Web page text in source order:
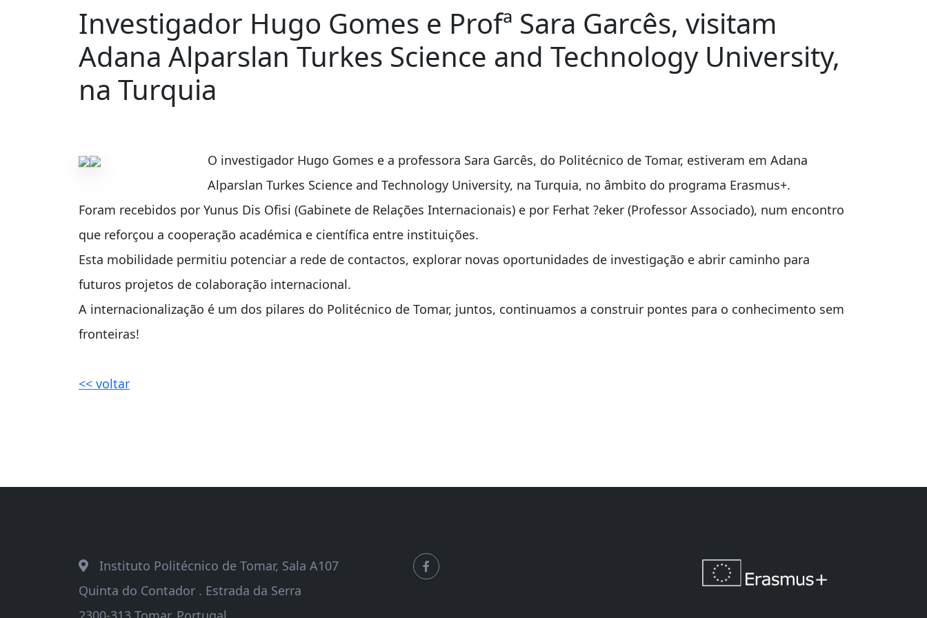
Investigador Hugo Gomes e Profª Sara Garcês, visitam
Adana Alparslan Turkes Science and Technology University,
na Turquia
O investigador Hugo Gomes e a professora Sara Garcês, do Politécnico de Tomar, estiveram em Adana
Alparslan Turkes Science and Technology University, na Turquia, no âmbito do programa Erasmus+.
Foram recebidos por Yunus Dis Ofisi (Gabinete de Relações Internacionais) e por Ferhat ?eker (Professor Associado), num encontro
que reforçou a cooperação académica e científica entre instituições.
Esta mobilidade permitiu potenciar a rede de contactos, explorar novas oportunidades de investigação e abrir caminho para
futuros projetos de colaboração internacional.
A internacionalização é um dos pilares do Politécnico de Tomar, juntos, continuamos a construir pontes para o conhecimento sem
fronteiras!
<< voltar
Instituto Politécnico de Tomar, Sala A107
Quinta do Contador . Estrada da Serra